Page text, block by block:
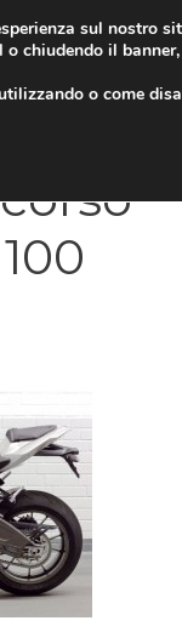
sul nostro
chiudendo il
o come